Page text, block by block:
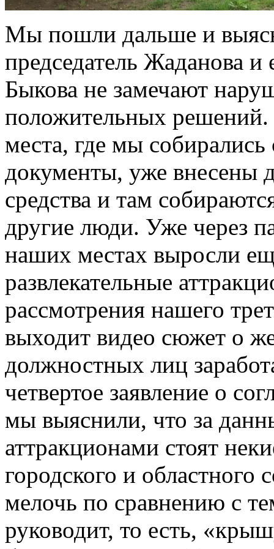
Мы пошли дальше и
председатель Жаданова и
Быкова не замечают
положительных решений.
места, где мы собирались
документы, уже внесены
средства и там
другие люди. Уже через
наших местах выросли
развлекательные
рассмотрения нашего
выходит видео сюжет о
должностных лиц
четвертое заявление о
мы выяснили, что за
аттракционами стоят
городского и областного
мелочь по сравнению с
руководит, то есть,